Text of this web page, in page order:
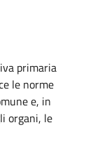
primaria
le norme
e, in
organi, le